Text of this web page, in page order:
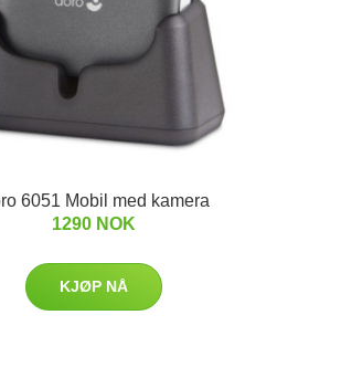
6051 Mobil med kamera
1290 NOK
KJØP NÅ